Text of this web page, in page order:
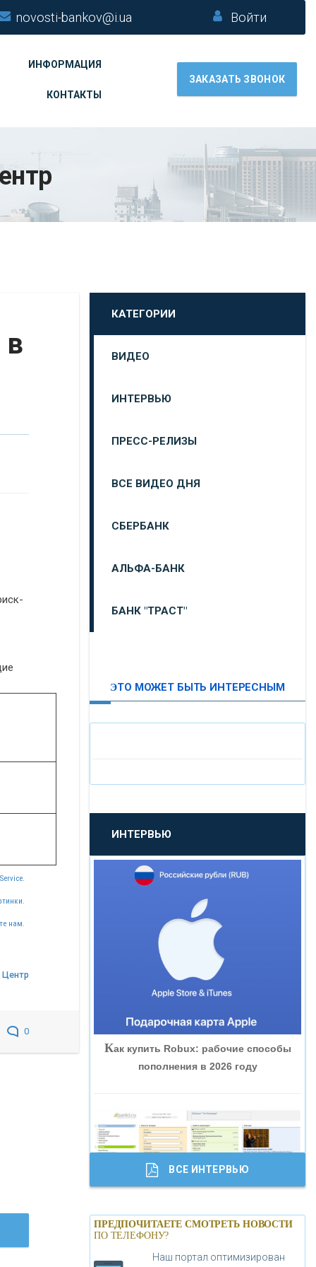
novosti-bankov@i.ua Войти
ИНФОРМАЦИЯ
КОНТАКТЫ
ЗАКАЗАТЬ ЗВОНОК
в
нам.
Центр
0
КАТЕГОРИИ
ВИДЕО
ИНТЕРВЬЮ
ПРЕСС-РЕЛИЗЫ
ВСЕ ВИДЕО ДНЯ
СБЕРБАНК
АЛЬФА-БАНК
БАНК "ТРАСТ"
«ПРОМСВЯЗЬБАНК»
«НОВИКОМБАНК»
«СМП БАНК»
«ВНЕШПРОМБАНК»
«БАНК ГЛОБЭКС»
«ТРАСТ»
«ГАЗПРОМБАНК»
«МОСКОВСКИЙ КРЕДИТНЫЙ
БАНК»
ЭТО МОЖЕТ БЫТЬ ИНТЕРЕСНЫМ
ИНТЕРВЬЮ
Как купить Robux: рабочие способы
пополнения в 2026 году
Банки.ру обновил логотип впервые за
19 лет - «Лента новостей»
ВСЕ ИНТЕРВЬЮ
ПРЕДПОЧИТАЕТЕ СМОТРЕТЬ НОВОСТИ
ПО ТЕЛЕФОНУ?
Наш портал оптимизирован